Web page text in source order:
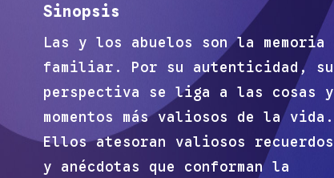
Sinopsis
Las y los abuelos son la memoria
familiar. Por su autenticidad, su
perspectiva se liga a las cosas y
momentos más valiosos de la vida.
Ellos atesoran valiosos recuerdos
y anécdotas que conforman la